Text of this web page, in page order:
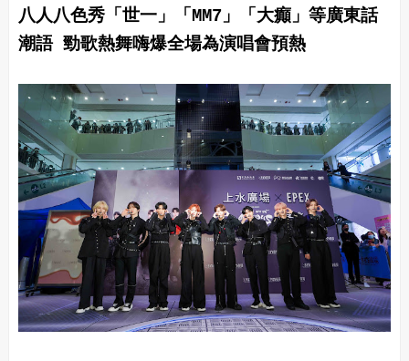
八人八色秀「世一」「MM7」「大癲」等廣東話
潮語 勁歌熱舞嗨爆全場為演唱會預熱